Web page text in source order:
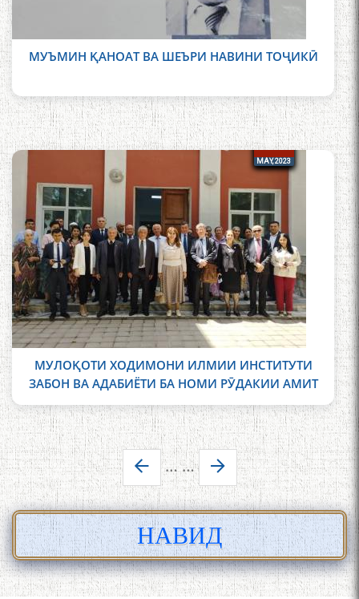
МУЪМИН ҚАНОАТ ВА ШЕЪРИ НАВИНИ ТОҶИКӢ
19
19
MAY, 2023
МУЛОҚОТИ ХОДИМОНИ ИЛМИИ ИНСТИТУТИ
ЗАБОН ВА АДАБИЁТИ БА НОМИ РӮДАКИИ АМИТ
Pages … …
НАВИД